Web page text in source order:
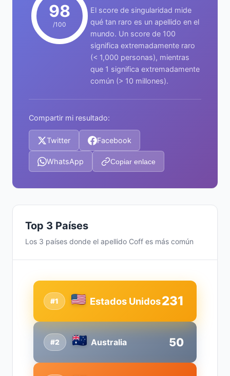
98
/100
El score de singularidad mide
qué tan raro es un apellido en el
mundo. Un score de 100
significa extremadamente raro
(< 1,000 personas), mientras
que 1 significa extremadamente
común (> 10 millones).
Compartir mi resultado:
Twitter Facebook
WhatsApp Copiar enlace
Top 3 Países
Los 3 países donde el apellido Coff es más común
#2 Australia 50
#1 Estados Unidos231